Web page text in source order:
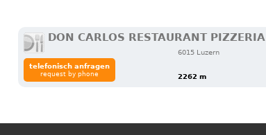
DON CARLOS RESTAURANT PIZZERIA
6015 Luzern
2262 m
telefonisch anfragen
request by phone